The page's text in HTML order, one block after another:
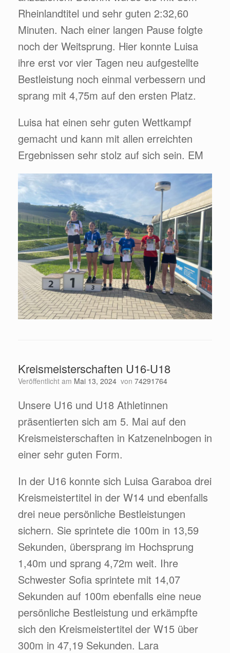
Rheinlandtitel und sehr guten 2:32,60
Minuten. Nach einer langen Pause folgte
noch der Weitsprung. Hier konnte Luisa
ihre erst vor vier Tagen neu aufgestellte
Bestleistung noch einmal verbessern und
sprang mit 4,75m auf den ersten Platz.
Luisa hat einen sehr guten Wettkampf
gemacht und kann mit allen erreichten
Ergebnissen sehr stolz auf sich sein. EM
Kreismeisterschaften U16-U18
Veröffentlicht am Mai 13, 2024 von 74291764
Unsere U16 und U18 Athletinnen
präsentierten sich am 5. Mai auf den
Kreismeisterschaften in Katzenelnbogen in
einer sehr guten Form.
In der U16 konnte sich Luisa Garaboa drei
Kreismeistertitel in der W14 und ebenfalls
drei neue persönliche Bestleistungen
sichern. Sie sprintete die 100m in 13,59
Sekunden, übersprang im Hochsprung
1,40m und sprang 4,72m weit. Ihre
Schwester Sofia sprintete mit 14,07
Sekunden auf 100m ebenfalls eine neue
persönliche Bestleistung und erkämpfte
sich den Kreismeistertitel der W15 über
300m in 47,19 Sekunden. Lara